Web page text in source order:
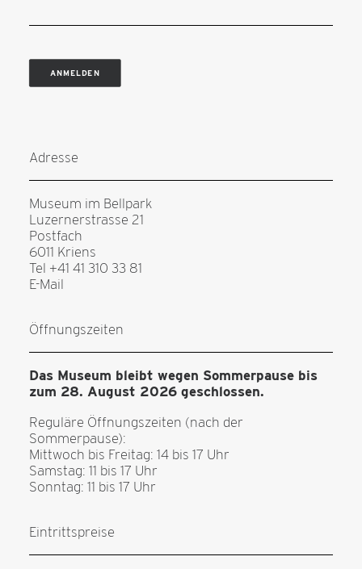
ANMELDEN
Adresse
Museum im Bellpark
Luzernerstrasse 21
Postfach
6011 Kriens
Tel +41 41 310 33 81
E-Mail
Öffnungszeiten
Das Museum bleibt wegen Sommerpause bis
zum 28. August 2026 geschlossen.
Reguläre Öffnungszeiten (nach der
Sommerpause):
Mittwoch bis Freitag: 14 bis 17 Uhr
Samstag: 11 bis 17 Uhr
Sonntag: 11 bis 17 Uhr
Eintrittspreise